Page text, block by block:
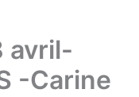
avril-
-Carine